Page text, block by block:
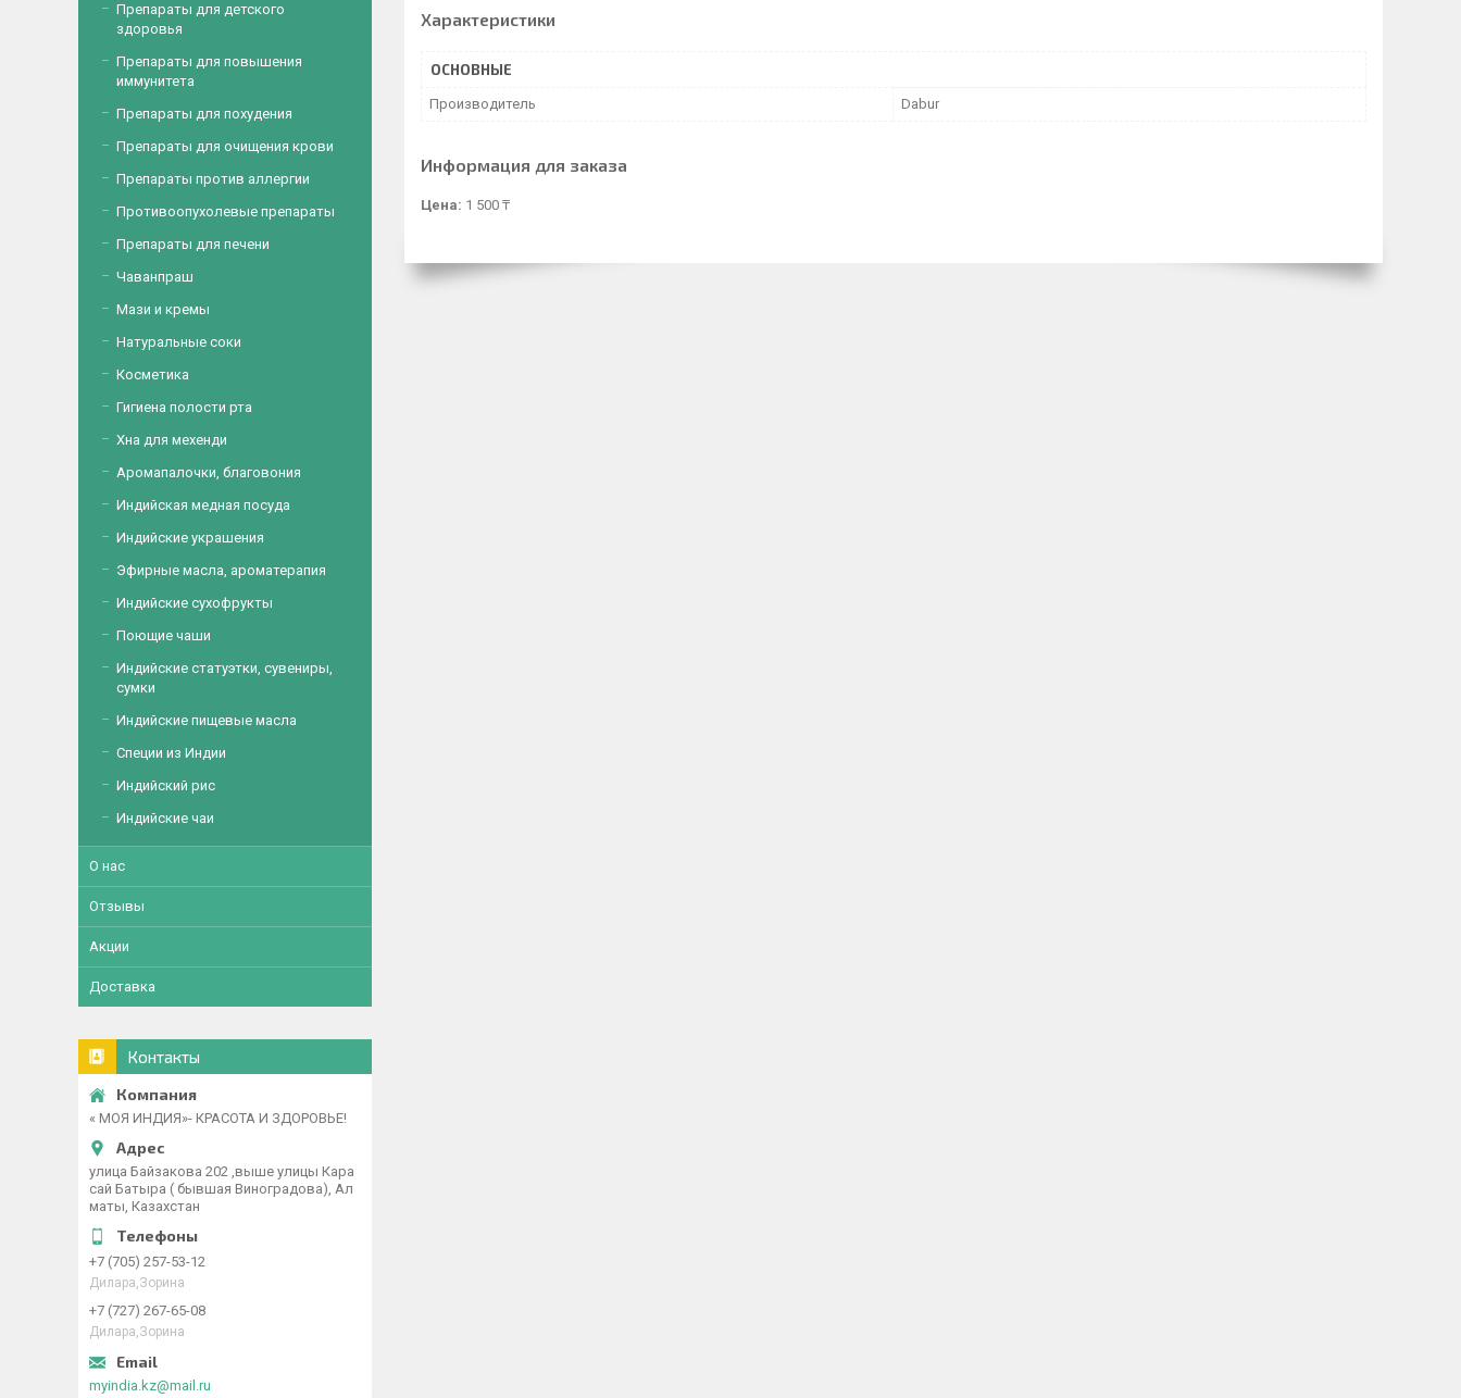
Характеристики
ОСНОВНЫЕ
Производитель Dabur
Информация для заказа
Цена: 1 500 ₸
Препараты для детского
здоровья
Препараты для повышения
иммунитета
Препараты для похудения
Препараты для очищения крови
Препараты против аллергии
Противоопухолевые препараты
Препараты для печени
Чаванпраш
Мази и кремы
Натуральные соки
Косметика
Гигиена полости рта
Хна для мехенди
Аромапалочки, благовония
Индийская медная посуда
Индийские украшения
Эфирные масла, ароматерапия
Индийские сухофрукты
Поющие чаши
Индийские статуэтки, сувениры,
сумки
Индийские пищевые масла
Специи из Индии
Индийский рис
Индийские чаи
О нас
Отзывы
Акции
Доставка
Контакты
« МОЯ ИНДИЯ»- КРАСОТА И ЗДОРОВЬЕ!
улица Байзакова 202 ,выше улицы Кара
сай Батыра ( бывшая Виноградова), Ал
маты, Казахстан
+7 (705) 257-53-12
Дилара,Зорина
+7 (727) 267-65-08
Дилара,Зорина
myindia.kz@mail.ru